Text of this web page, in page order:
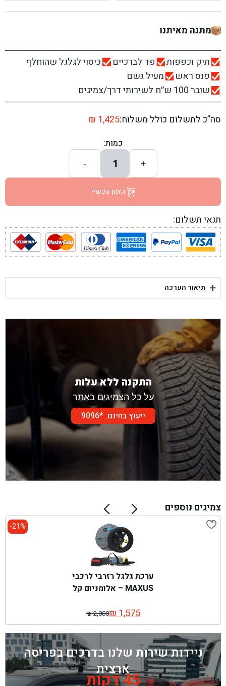
מתנה מאיתנו
תיק וכפפות פד לברכיים
כיסוי לגלגל שהוחלף
פנס ראש
מעיל גשם
שובר 100 ש׳׳ח לשירותי דרך/צמיגים
סה”כ לתשלום כולל משלוח: ₪ 1,425
כמות:
+
1
-
הזמן עכשיו
תנאי תשלום:
+ תיאור הערכה
התקנה ללא עלות
על כל הצמיגים באתר
ייעוץ בחינם: *9096
צמיגים נוספים
21%-
ערכת גלגל רזרבי לרכבי
MAXUS – אלומניום קל
₪2,000
המחיר
המקורי
היה:
₪ 2,000.
₪1,575
המחיר
הנוכחי
הוא:
₪ 1,575.
ניידות שירות שלנו בדרכים בפריסה
ארצית
45 דקות